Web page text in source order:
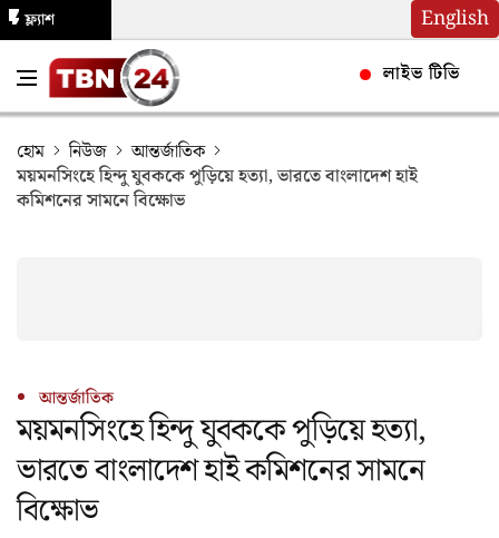
English
ফ্ল্যাশ
লাইভ টিভি
হোম নিউজ
আন্তর্জাতিক
ময়মনসিংহে হিন্দু যুবককে পুড়িয়ে হত্যা, ভারতে বাংলাদেশ হাই
কমিশনের সামনে বিক্ষোভ
আন্তর্জাতিক
ময়মনসিংহে হিন্দু যুবককে পুড়িয়ে হত্যা,
ভারতে বাংলাদেশ হাই কমিশনের সামনে
বিক্ষোভ